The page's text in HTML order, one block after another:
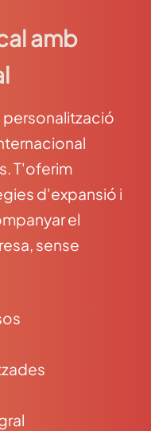
amb
personalització
T'oferim
d'expansió i
el
sense